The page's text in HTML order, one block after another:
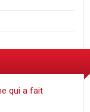
qui a fait